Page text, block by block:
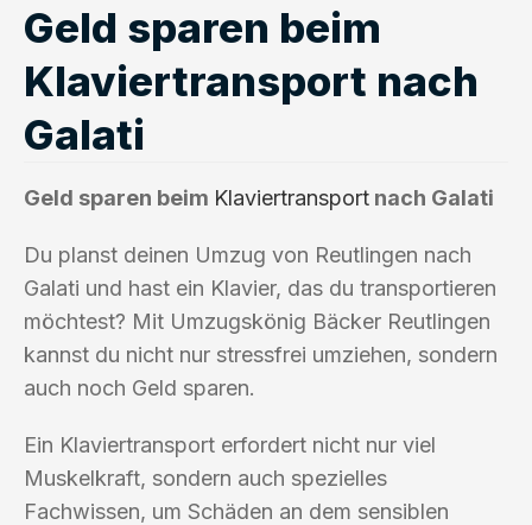
Geld sparen beim
Klaviertransport nach
Galati
Geld sparen beim Klaviertransport nach Galati
Du planst deinen Umzug von Reutlingen nach
Galati und hast ein Klavier, das du transportieren
möchtest? Mit Umzugskönig Bäcker Reutlingen
kannst du nicht nur stressfrei umziehen, sondern
auch noch Geld sparen.
Ein Klaviertransport erfordert nicht nur viel
Muskelkraft, sondern auch spezielles
Fachwissen, um Schäden an dem sensiblen